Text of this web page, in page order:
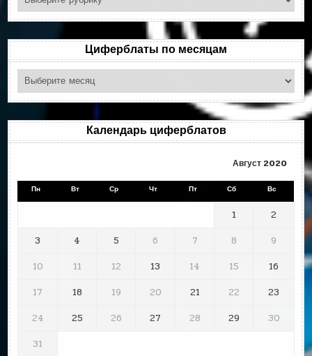
рубрикам
Циферблаты по месяцам
Циферблаты
месяцам
Календарь циферблатов
Август 2020
Пн Вт Ср Чт Пт Сб Вс
1
2
3
4 5 6 7 8
9
10
11 12 13 14 15
16
17
18 19 20 21 22
23
24
25 26 27 28 29
30
31